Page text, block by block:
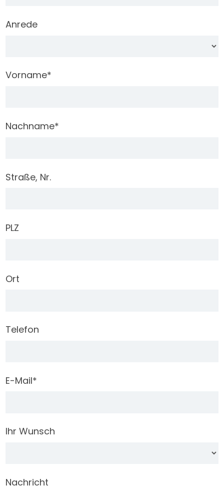
Anrede
Vorname*
Nachname*
Straße, Nr.
PLZ
Ort
Telefon
E-Mail*
Ihr Wunsch
Nachricht